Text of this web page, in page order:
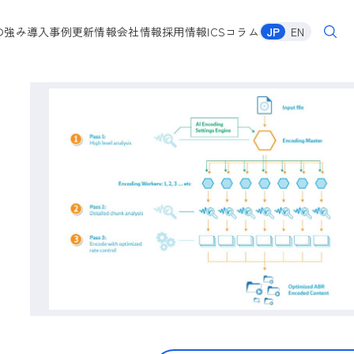
強み導入事例更新情報会社情報採用情報ICSコラム JP EN